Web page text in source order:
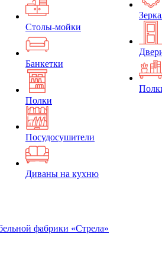
Столы-мойки
Банкетки
Полки
Посудосушители
Диваны на кухню